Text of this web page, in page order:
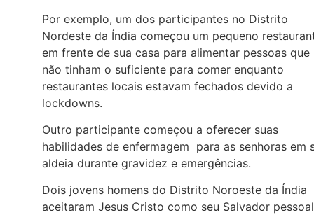
Por exemplo, um dos participantes no Distrito
Nordeste da Índia começou um pequeno
em frente de sua casa para alimentar pessoas que
não tinham o suficiente para comer enquanto
restaurantes locais estavam fechados devido a
lockdowns.
Outro participante começou a oferecer suas
habilidades de enfermagem para as senhoras em
aldeia durante gravidez e emergências.
Dois jovens homens do Distrito Noroeste da Índia
aceitaram Jesus Cristo como seu Salvador pessoal